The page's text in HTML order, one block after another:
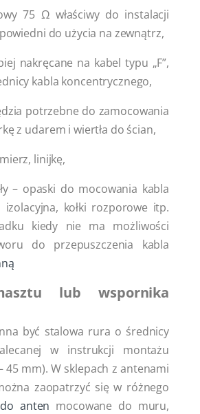
75 Ω właściwy do instalacji
do użycia na zewnątrz,
nakręcane na kabel typu „F”,
kabla koncentrycznego,
potrzebne do zamocowania
z udarem i wiertła do ścian,
linijkę,
– opaski do mocowania kabla
kołki rozporowe itp.
kiedy nie ma możliwości
do przepuszczenia kabla
lub wspornika
być stalowa rura o średnicy
w instrukcji montażu
45 mm). W sklepach z antenami
zaopatrzyć się w różnego
anten mocowane do muru,